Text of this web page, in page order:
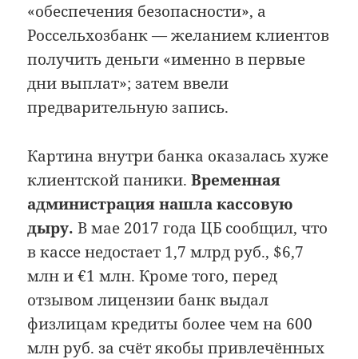
«обеспечения безопасности», а
Россельхозбанк — желанием клиентов
получить деньги «именно в первые
дни выплат»; затем ввели
предварительную запись.
Картина внутри банка оказалась хуже
клиентской паники.Временная
администрация нашла кассовую
дыру. В мае 2017 года ЦБ сообщил, что
в кассе недостает 1,7 млрд руб., $6,7
млн и €1 млн. Кроме того, перед
отзывом лицензии банк выдал
физлицам кредиты более чем на 600
млн руб. за счёт якобы привлечённых